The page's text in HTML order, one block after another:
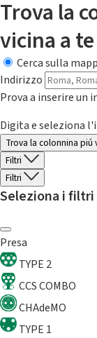
Trova la
vicina a te
Cerca sulla
Indirizzo
Prova a inserire un
Digita e seleziona
Trova la colonnina piú
Filtri
Filtri
Seleziona i filtri
Presa
TYPE 2
CCS COMBO
CHAdeMO
TYPE 1